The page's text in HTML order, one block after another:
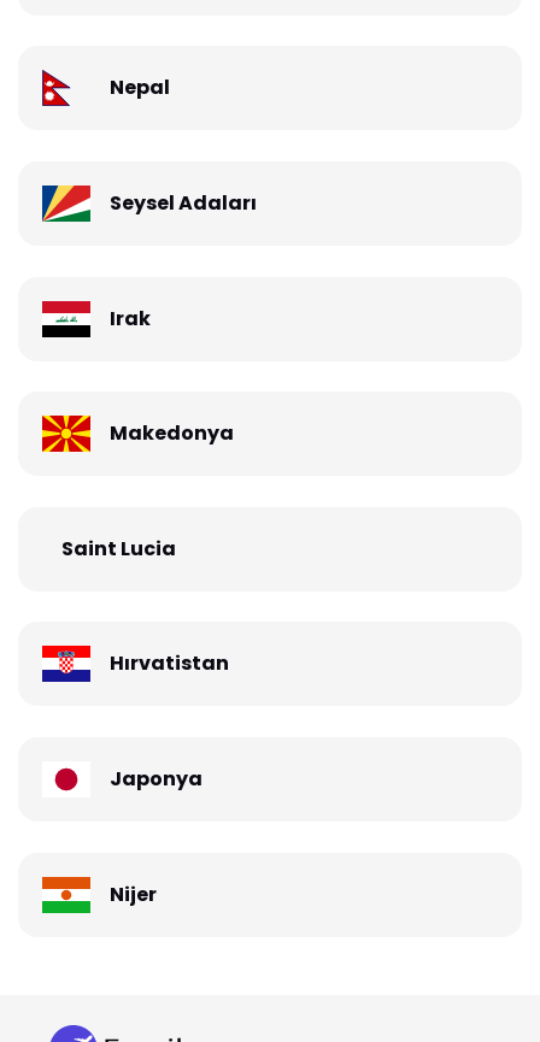
Nepal
Seysel Adaları
Irak
Makedonya
Saint Lucia
Hırvatistan
Japonya
Nijer